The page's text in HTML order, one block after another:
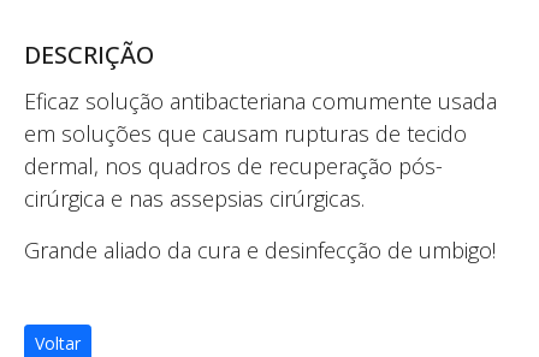
DESCRIÇÃO
Eficaz solução antibacteriana comumente usada
em soluções que causam rupturas de tecido
dermal, nos quadros de recuperação pós-
cirúrgica e nas assepsias cirúrgicas.
Grande aliado da cura e desinfecção de umbigo!
Voltar